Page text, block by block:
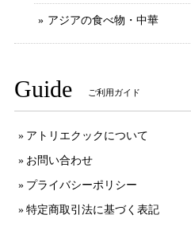
アジアの食べ物・中華
Guide ご利用ガイド
アトリエクックについて
お問い合わせ
プライバシーポリシー
特定商取引法に基づく表記